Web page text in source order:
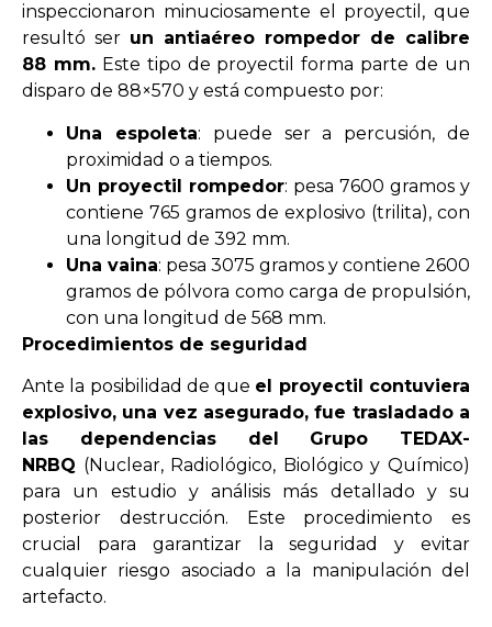
inspeccionaron minuciosamente el proyectil, que
resultó ser un antiaéreo rompedor de calibre
88 mm.Este tipo de proyectil forma parte de un
disparo de 88×570 y está compuesto por:
Una espoleta: puede ser a percusión, de
proximidad o a tiempos.
Un proyectil rompedor: pesa 7600 gramos y
contiene 765 gramos de explosivo (trilita), con
una longitud de 392 mm.
Una vaina: pesa 3075 gramos y contiene 2600
gramos de pólvora como carga de propulsión,
con una longitud de 568 mm.
Procedimientos de seguridad
Ante la posibilidad de que el proyectil contuviera
explosivo, una vez asegurado, fue trasladado a
las dependencias del Grupo TEDAX-
NRBQ (Nuclear, Radiológico, Biológico y Químico)
para un estudio y análisis más detallado y su
posterior destrucción. Este procedimiento es
crucial para garantizar la seguridad y evitar
cualquier riesgo asociado a la manipulación del
artefacto.